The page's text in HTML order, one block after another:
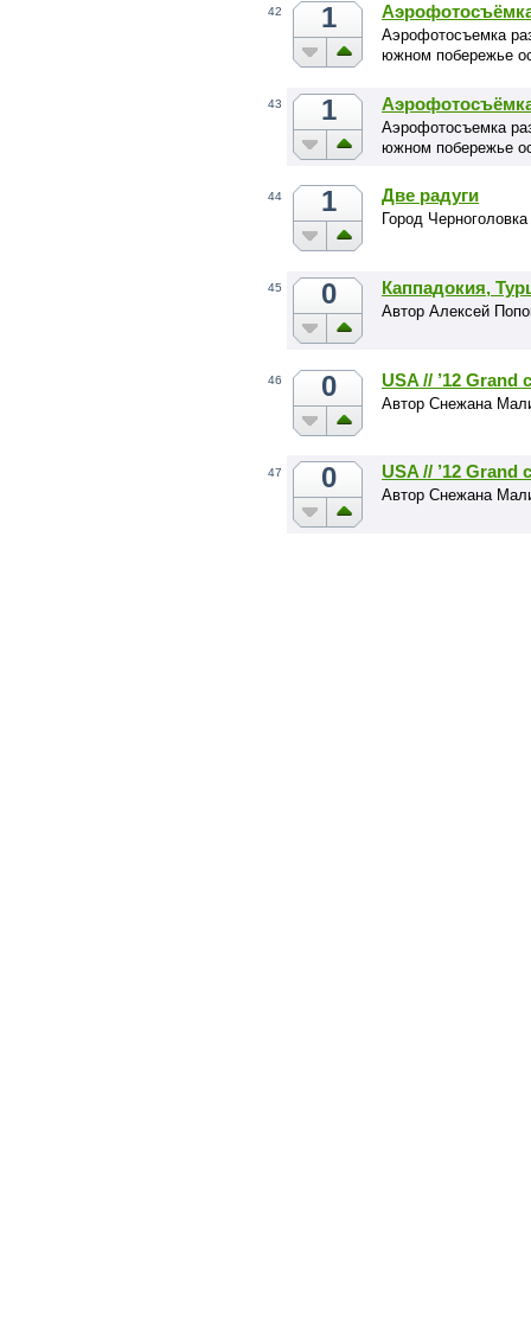
42 1
Аэрофотосъемка
южном побережье
43 1
Аэрофотосъемка
южном побережье
44 1 Две радуги
Город Черноголовка
45 0 Каппадокия,
Автор Алексей
46 0 USA // ’12 Grand
Автор Снежана
47 0 USA // ’12 Grand
Автор Снежана